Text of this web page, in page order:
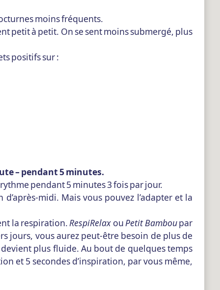
moins fréquents.
petit à petit. On se sent moins submergé, plus
positifs sur :
– pendant 5 minutes.
pendant 5 minutes 3 fois par jour.
midi. Mais vous pouvez l’adapter et la
la respiration.RespiRelax ouPetit Bamboupar
jours, vous aurez peut-être besoin de plus de
plus fluide. Au bout de quelques temps
et 5 secondes d’inspiration, par vous même,